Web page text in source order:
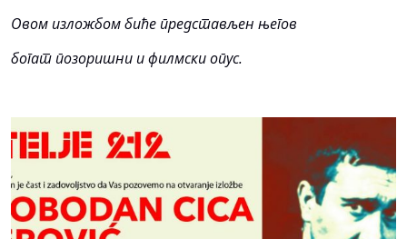
Овом изложбом биће представљен његов
богат позоришни и филмски опус.